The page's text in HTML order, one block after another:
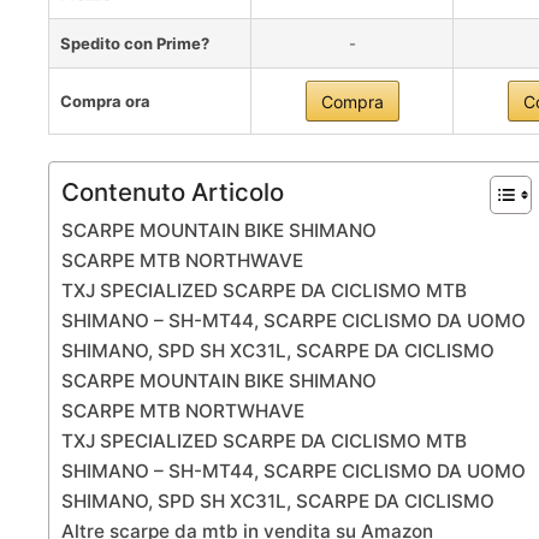
Spedito con Prime? -
Compra ora Compra
Contenuto Articolo
SCARPE MOUNTAIN BIKE SHIMANO
SCARPE MTB NORTHWAVE
TXJ SPECIALIZED SCARPE DA CICLISMO MTB
SHIMANO – SH-MT44, SCARPE CICLISMO DA UOMO
SHIMANO, SPD SH XC31L, SCARPE DA CICLISMO
SCARPE MOUNTAIN BIKE SHIMANO
SCARPE MTB NORTWHAVE
TXJ SPECIALIZED SCARPE DA CICLISMO MTB
SHIMANO – SH-MT44, SCARPE CICLISMO DA UOMO
SHIMANO, SPD SH XC31L, SCARPE DA CICLISMO
Altre scarpe da mtb in vendita su Amazon